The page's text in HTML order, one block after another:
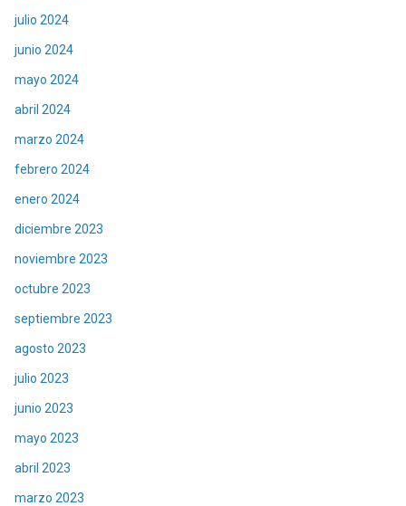
julio 2024
junio 2024
mayo 2024
abril 2024
marzo 2024
febrero 2024
enero 2024
diciembre 2023
noviembre 2023
octubre 2023
septiembre 2023
agosto 2023
julio 2023
junio 2023
mayo 2023
abril 2023
marzo 2023